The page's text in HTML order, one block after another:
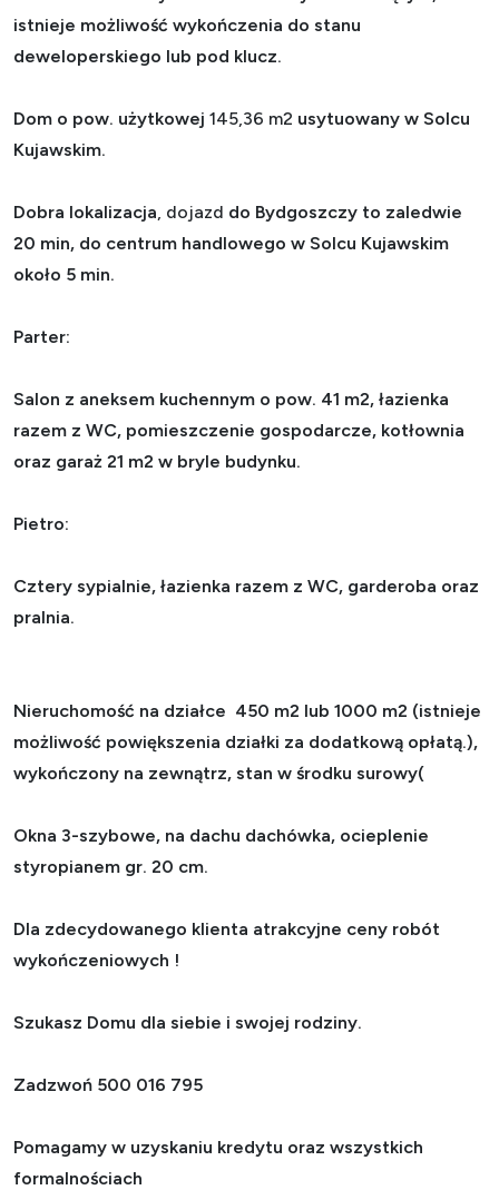
istnieje możliwość wykończenia do stanu
deweloperskiego lub pod klucz.
Dom o pow. użytkowej 145,36 m2 usytuowany w Solcu
Kujawskim.
Dobra lokalizacja , dojazd do Bydgoszczy to zaledwie
20 min, do centrum handlowego w Solcu Kujawskim
około 5 min.
Parter:
Salon z aneksem kuchennym o pow. 41 m2, łazienka
razem z WC, pomieszczenie gospodarcze, kotłownia
oraz garaż 21 m2 w bryle budynku.
Pietro:
Cztery sypialnie, łazienka razem z WC, garderoba oraz
pralnia.
Nieruchomość na działce 450 m2 lub 1000 m2 (istnieje
możliwość powiększenia działki za dodatkową opłatą.),
wykończony na zewnątrz, stan w środku surowy(
Okna 3-szybowe, na dachu dachówka, ocieplenie
styropianem gr. 20 cm.
Dla zdecydowanego klienta atrakcyjne ceny robót
wykończeniowych !
Szukasz Domu dla siebie i swojej rodziny.
Zadzwoń 500 016 795
Pomagamy w uzyskaniu kredytu oraz wszystkich
formalnościach